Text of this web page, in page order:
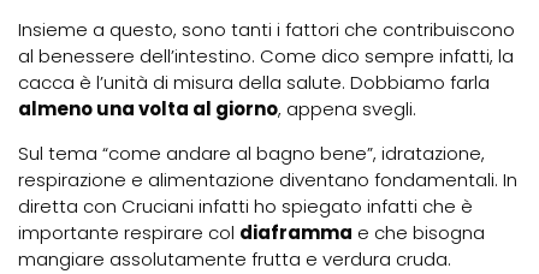
Insieme a questo, sono tanti i fattori che contribuiscono
al benessere dell’intestino. Come dico sempre infatti, la
cacca è l’unità di misura della salute. Dobbiamo farla
almeno una volta al giorno, appena svegli.
Sul tema “come andare al bagno bene”, idratazione,
respirazione e alimentazione diventano fondamentali. In
diretta con Cruciani infatti ho spiegato infatti che è
importante respirare col diaframma e che bisogna
mangiare assolutamente frutta e verdura cruda.